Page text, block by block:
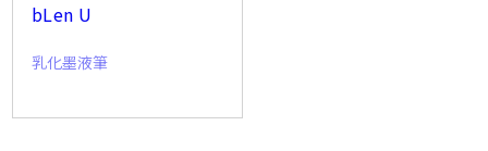
bLen U
乳化墨液筆